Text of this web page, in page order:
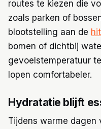
routes te kiezen die
zoals parken of
blootstelling aan de
bomen of dichtbij
gevoelstemperatuur
lopen comfortabeler.
Hydratatie blijft
Tijdens warme dagen